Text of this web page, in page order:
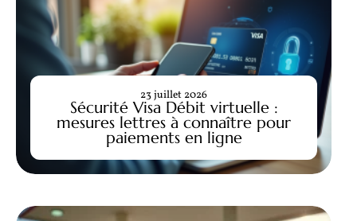
Sécurité Visa Débit virtuelle :
mesures lettres à connaître pour
paiements en ligne
23 juillet 2026